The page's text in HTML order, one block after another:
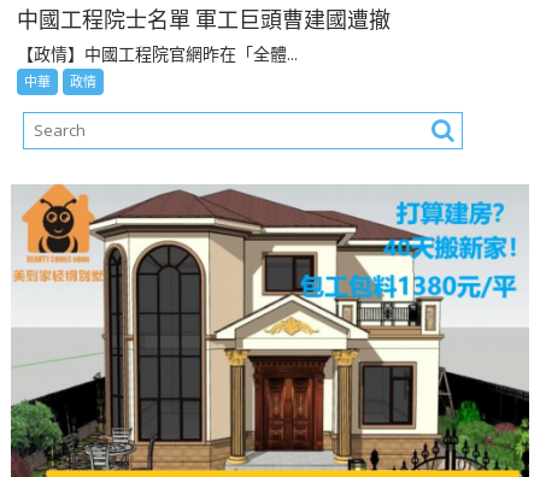
中國工程院士名單 軍工巨頭曹建國遭撤
【政情】中國工程院官網昨在「全體...
中華 政情